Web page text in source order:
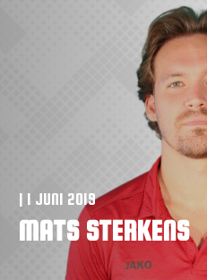
| 1 JUNI 2019
MATS STERKENS